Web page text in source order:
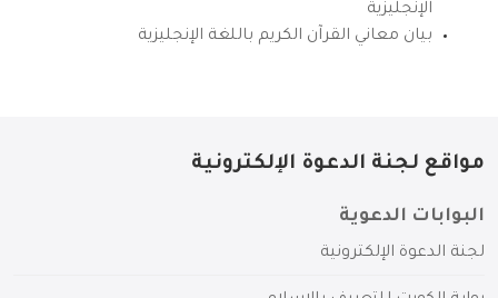
الإنجليزية
بيان معاني القرآن الكريم باللغة الإنجليزية
مواقع لجنة الدعوة الإلكترونية
البوابات الدعوية
لجنة الدعوة الإلكترونية